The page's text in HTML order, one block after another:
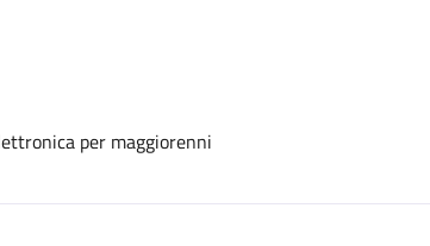
per maggiorenni